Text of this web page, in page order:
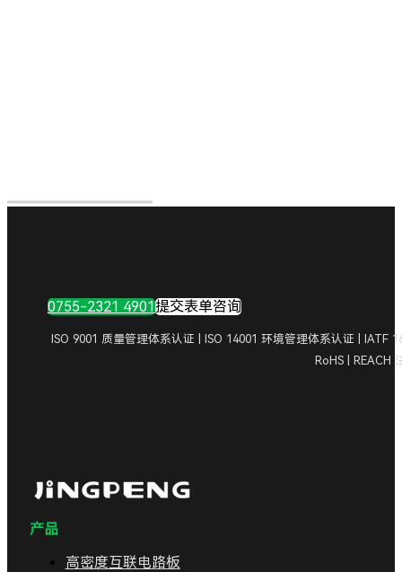
0755-2321 4901提交表单咨询
ISO 9001 质量管理体系认证 | ISO 14001 环境管理体系认证 | IATF
RoHS | REACH
产品
高密度互联电路板